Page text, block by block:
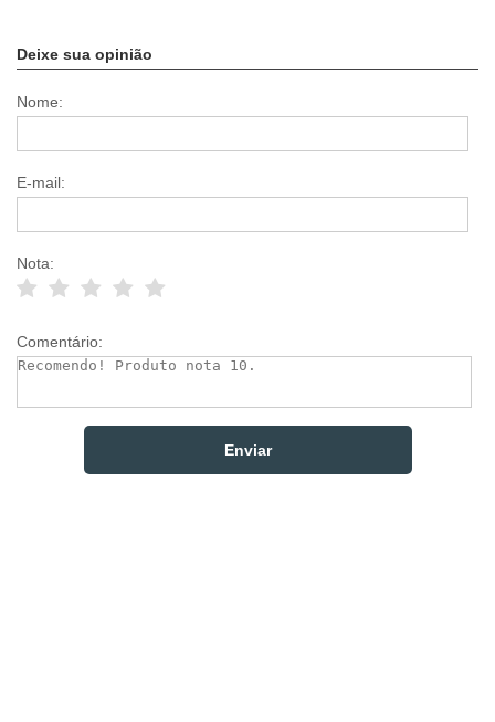
Deixe sua opinião
Nome:
E-mail:
Nota:
Comentário: